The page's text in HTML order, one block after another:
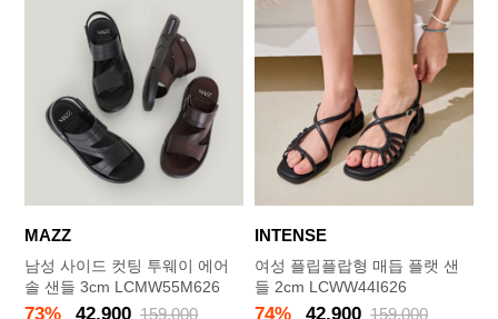
MAZZ
남성 사이드 컷팅 투웨이 에어
솔 샌들 3cm LCMW55M626
73% 42,900 159,000
INTENSE
여성 플립플랍형 매듭 플랫 샌
들 2cm LCWW44I626
74% 42,900 159,000